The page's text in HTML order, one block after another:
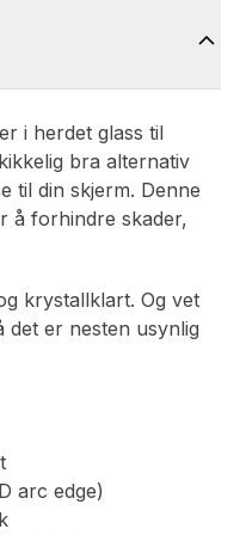
i herdet glass til
bra alternativ
til din skjerm. Denne
å forhindre skader,
krystallklart. Og vet
det er nesten usynlig
arc edge)